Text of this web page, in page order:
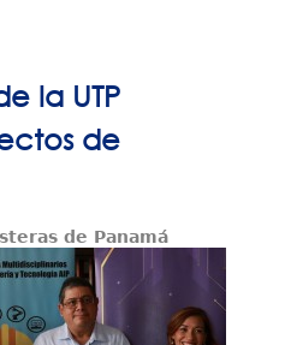
Investigación
y Desarrollo
la UTP
de
de Panamá